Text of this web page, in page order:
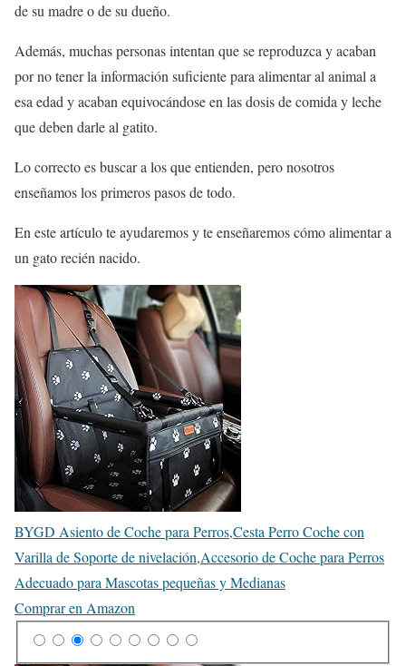
de su madre o de su dueño.
Además, muchas personas intentan que se reproduzca y acaban
por no tener la información suficiente para alimentar al animal a
esa edad y acaban equivocándose en las dosis de comida y leche
que deben darle al gatito.
Lo correcto es buscar a los que entienden, pero nosotros
enseñamos los primeros pasos de todo.
En este artículo te ayudaremos y te enseñaremos cómo alimentar a
un gato recién nacido.
BYGD Asiento de Coche para Perros,Cesta Perro Coche con
Varilla de Soporte de nivelación,Accesorio de Coche para Perros
Adecuado para Mascotas pequeñas y Medianas
Comprar en Amazon